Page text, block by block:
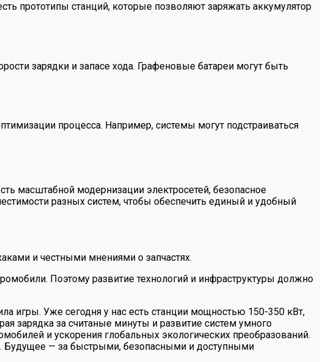
прототипы станций, которые позволяют заряжать аккумулятор
зарядки и запасе хода. Графеновые батареи могут быть
процесса. Например, системы могут подстраиваться
масштабной модернизации электросетей, безопасное
разных систем, чтобы обеспечить единый и удобный
и честными мнениями о запчастях.
Поэтому развитие технологий и инфраструктуры должно
игры. Уже сегодня у нас есть станции мощностью 150-350 кВт,
зарядка за считаные минуты и развитие систем умного
и ускорения глобальных экологических преобразований.
Будущее — за быстрыми, безопасными и доступными